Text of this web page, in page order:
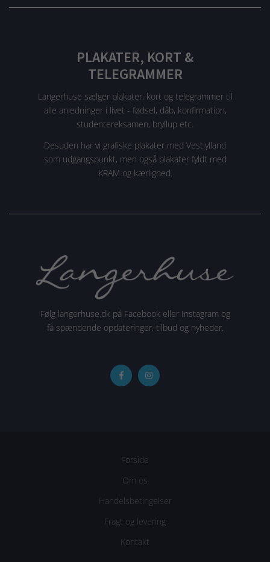
PLAKATER, KORT &
TELEGRAMMER
Langerhuse sælger plakater, kort og telegrammer til
alle anledninger i livet - fødsel, dåb, konfirmation,
studentereksamen, bryllup etc.
Desuden har vi grafiske plakater med Vestjylland
som udgangspunkt, men også plakater fyldt med
KRAM og kærlighed.
Følg langerhuse.dk på Facebook eller Instagram og
få spændende opdateringer, tilbud og nyheder.
Forside
Om os
Handelsbetingelser
Fragt og levering
Kontakt